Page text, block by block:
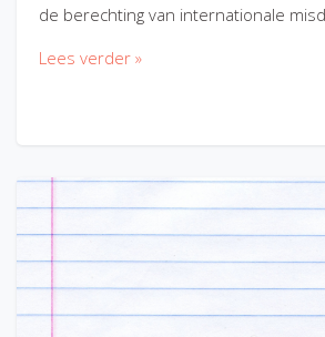
de berechting van internationale
Lees verder »